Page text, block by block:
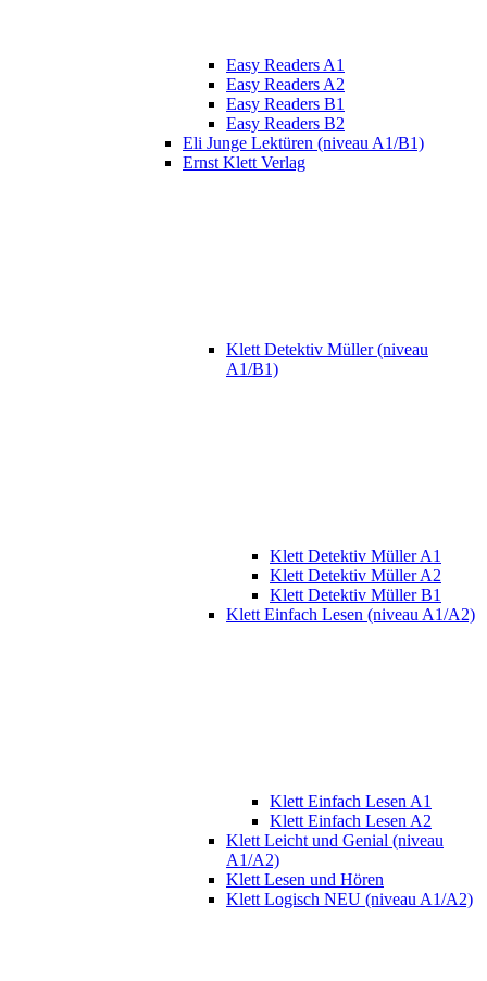
Easy Readers A1
Easy Readers A2
Easy Readers B1
Easy Readers B2
Eli Junge Lektüren (niveau A1/B1)
Ernst Klett Verlag
Klett Detektiv Müller (niveau
A1/B1)
Klett Detektiv Müller A1
Klett Detektiv Müller A2
Klett Detektiv Müller B1
Klett Einfach Lesen (niveau A1/A2)
Klett Einfach Lesen A1
Klett Einfach Lesen A2
Klett Leicht und Genial (niveau
A1/A2)
Klett Lesen und Hören
Klett Logisch NEU (niveau A1/A2)